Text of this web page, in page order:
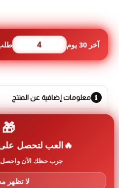
من
سلسلة
الأساسية
HW-
آخر 30 يوم 4
معلومات إضافية عن المنتج
🎁
العب لتحصل
جرب حظك الآن
لا تظهر